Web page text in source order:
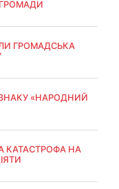
ГРОМАДСЬКА
«НАРОДНИЙ
КАТАСТРОФА НА